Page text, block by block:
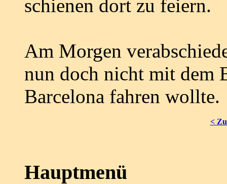
schienen dort zu feiern.
Am Morgen
nun doch nicht mit dem
Barcelona fahren wollte.
<
Hauptmenü